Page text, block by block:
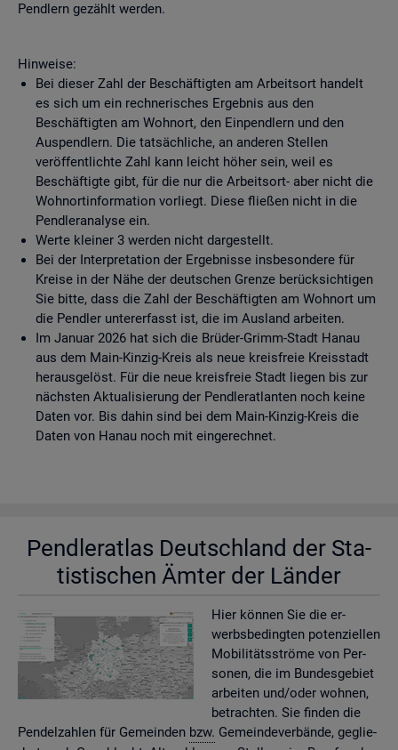
Pendlern gezählt werden.
Hinweise:
Bei dieser Zahl der Beschäftigten am Arbeitsort handelt
es sich um ein rechnerisches Ergebnis aus den
Beschäftigten am Wohnort, den Einpendlern und den
Auspendlern. Die tatsächliche, an anderen Stellen
veröffentlichte Zahl kann leicht höher sein, weil es
Beschäftigte gibt, für die nur die Arbeitsort- aber nicht die
Wohnortinformation vorliegt. Diese fließen nicht in die
Pendleranalyse ein.
Werte kleiner 3 werden nicht dargestellt.
Bei der Interpretation der Ergebnisse insbesondere für
Kreise in der Nähe der deutschen Grenze berücksichtigen
Sie bitte, dass die Zahl der Beschäftigten am Wohnort um
die Pendler untererfasst ist, die im Ausland arbeiten.
Im Januar 2026 hat sich die Brüder-Grimm-Stadt Hanau
aus dem Main-Kinzig-Kreis als neue kreisfreie Kreisstadt
herausgelöst. Für die neue kreisfreie Stadt liegen bis zur
nächsten Aktualisierung der Pendleratlanten noch keine
Daten vor. Bis dahin sind bei dem Main-Kinzig-Kreis die
Daten von Hanau noch mit eingerechnet.
Pend­ler­at­las Deutsch­land der Sta­
tis­ti­schen Ämter der Län­der
Hier kön­nen Sie die er­
werbs­be­ding­ten po­ten­zi­el­len
Mo­bi­li­täts­strö­me von Per­
so­nen, die im Bun­des­ge­biet
ar­bei­ten und/oder woh­nen,
be­trach­ten. Sie fin­den die
Pen­del­zah­len für Ge­mein­den bzw. Ge­mein­de­ver­bän­de, ge­glie­